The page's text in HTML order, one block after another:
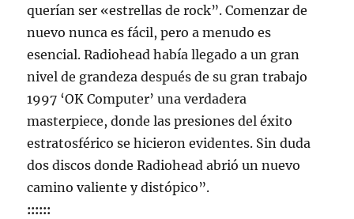
querían ser «estrellas de rock”. Comenzar de
nuevo nunca es fácil, pero a menudo es
esencial. Radiohead había llegado a un gran
nivel de grandeza después de su gran trabajo
1997 ‘OK Computer’ una verdadera
masterpiece, donde las presiones del éxito
estratosférico se hicieron evidentes. Sin duda
dos discos donde Radiohead abrió un nuevo
camino valiente y distópico”.
::::::